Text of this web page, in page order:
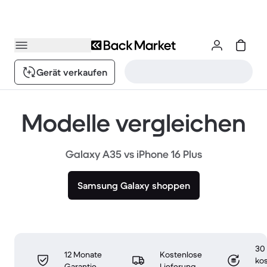
Gerät verkaufen
Modelle vergleichen
Galaxy A35 vs iPhone 16 Plus
Samsung Galaxy shoppen
12 Monate
Kostenlose
30